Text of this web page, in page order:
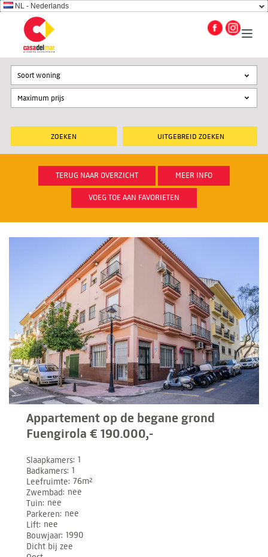
NL - Nederlands
UITGEBREID ZOEKEN
Soort woning
TERUG NAAR OVERZICHT MEER INFO
VOEG TOE AAN FAVORIETEN
Appartement op de begane grond
Fuengirola € 190.000,-
Slaapkamers 1
Badkamers 1
Leefruimte 76m²
Zwembad nee
Tuin nee
Parkeren nee
Lift nee
Bouwjaar 1990
Dicht bij zee